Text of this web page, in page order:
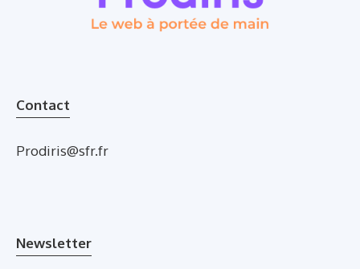
Contact
Prodiris@sfr.fr
Newsletter